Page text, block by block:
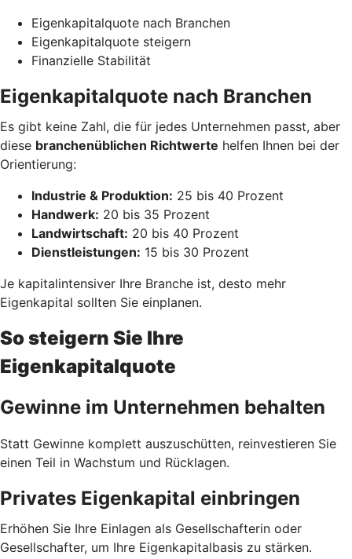
Eigenkapitalquote nach Branchen
Eigenkapitalquote steigern
Finanzielle Stabilität
Eigenkapitalquote nach Branchen
Es gibt keine Zahl, die für jedes Unternehmen passt, aber
diese branchenüblichen Richtwerte helfen Ihnen bei der
Orientierung:
Industrie & Produktion: 25 bis 40 Prozent
Handwerk: 20 bis 35 Prozent
Landwirtschaft: 20 bis 40 Prozent
Dienstleistungen: 15 bis 30 Prozent
Je kapitalintensiver Ihre Branche ist, desto mehr
Eigenkapital sollten Sie einplanen.
So steigern Sie Ihre
Eigenkapitalquote
Gewinne im Unternehmen behalten
Statt Gewinne komplett auszuschütten, reinvestieren Sie
einen Teil in Wachstum und Rücklagen.
Privates Eigenkapital einbringen
Erhöhen Sie Ihre Einlagen als Gesellschafterin oder
Gesellschafter, um Ihre Eigenkapitalbasis zu stärken.